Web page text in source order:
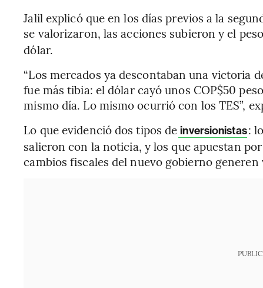
Jalil explicó que en los días previos a la
se valorizaron, las acciones subieron y el
dólar.
“Los mercados ya descontaban una victoria
fue más tibia: el dólar cayó unos COP$50
mismo día. Lo mismo ocurrió con los TES”,
Lo que evidenció dos tipos de inversionistas:
salieron con la noticia, y los que apuestan
cambios fiscales del nuevo gobierno